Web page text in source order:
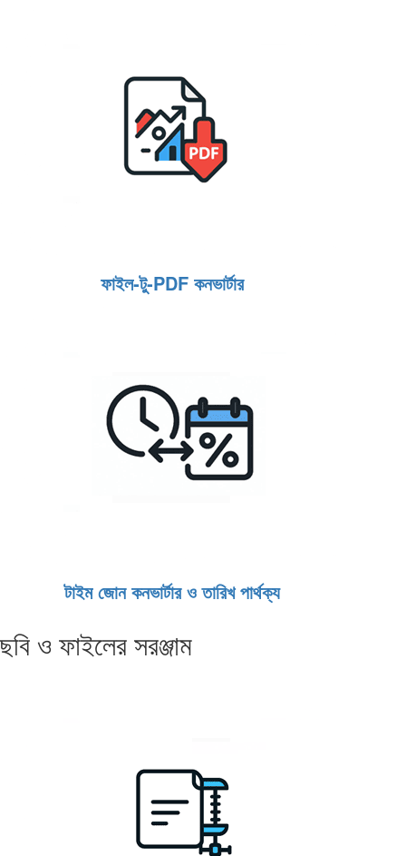
ফাইল‑টু‑PDF কনভার্টার
টাইম জোন কনভার্টার ও তারিখ পার্থক্য
ছবি ও ফাইলের সরঞ্জাম